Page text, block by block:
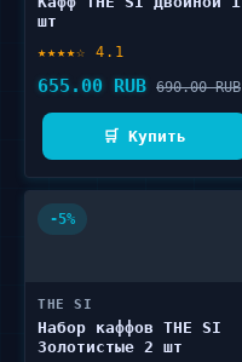
шт
★★★★☆ 4.1
655.00 RUB 690.00 RUB
🛒 Купить
-5%
THE SI
Набор каффов THE SI
Золотистые 2 шт